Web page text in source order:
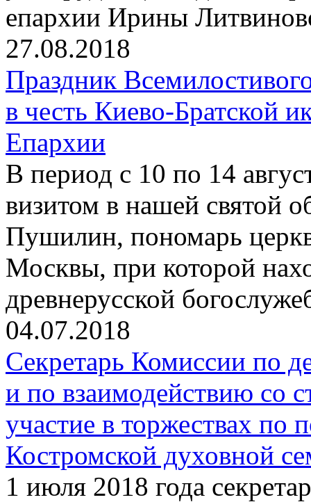
епархии Ирины
27.08.2018
Праздник
в честь Киево-Братской
Епархии
В период с 10 по 14
визитом в нашей святой
Пушилин, пономарь
Москвы, при которой
древнерусской
04.07.2018
Секретарь Комиссии по
и по взаимодействию со
участие в торжествах по
Костромской духовной
1 июля 2018 года